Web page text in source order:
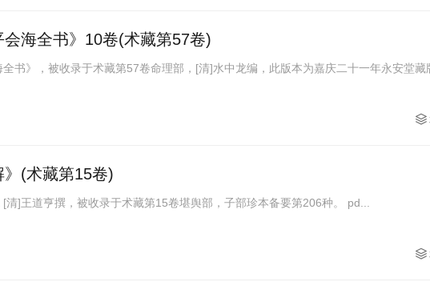
会海全书》10卷(术藏第57卷)
全书》，被收录于术藏第57卷命理部，[清]水中龙编，此版本为嘉庆二十一年永安堂藏
》(术藏第15卷)
《罗经透解》，[清]王道亨撰，被收录于术藏第15卷堪舆部，子部珍本备要第206种。 pd...